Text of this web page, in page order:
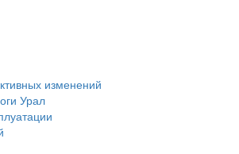
изменений
Урал